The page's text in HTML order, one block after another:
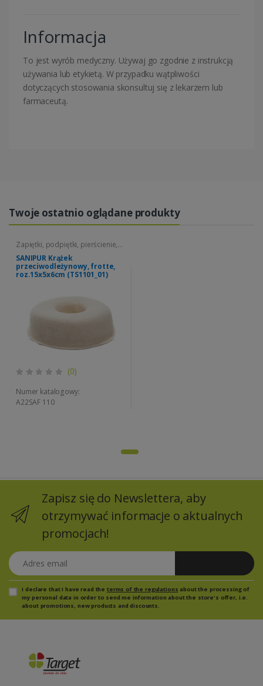
Informacja
To jest wyrób medyczny. Używaj go zgodnie z instrukcją
używania lub etykietą. W przypadku wątpliwości
dotyczących stosowania skonsultuj się z lekarzem lub
farmaceutą.
Twoje ostatnio oglądane produkty
Zapiętki, podpiętki, pierścienie,
poduszki ochronne
SANIPUR Krążek
przeciwodleżynowy, frotte,
roz.15x5x6cm (TS1101_01)
(0)
Numer katalogowy:
A22SAF 110
Zapisz się do Newslettera, aby
otrzymywać informacje o aktualnych
promocjach!
Adres email
I declare that I have read the terms of the regulations about the processing of
my personal data in order to send me information about the store's offer, i.e.
about promotions, new products and discounts.